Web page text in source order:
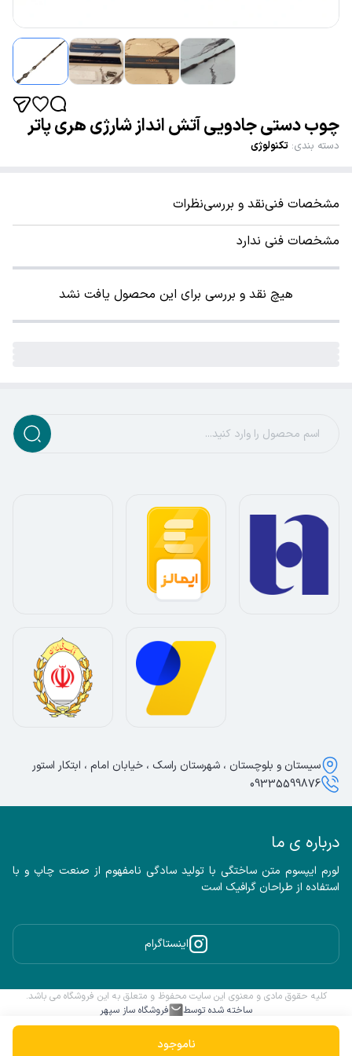
چوب دستی جادویی آتش انداز شارژی هری پاتر
دسته بندی: تکنولوژی
ناموجود
مشخصات فنینقد و بررسینظرات
مشخصات فنی ندارد
هیچ نقد و بررسی برای این محصول یافت نشد
درباره ی ما
استفاده از طراحان گرافیک است
اینستاگرام
سیستان و بلوچستان ، شهرستان راسک ، خیابان امام ، ابتکار استور
09335599876
کلیه حقوق مادی و معنوی این سایت محفوظ و متعلق به این فروشگاه می باشد.
ساخته شده توسط
فروشگاه ساز سپهر